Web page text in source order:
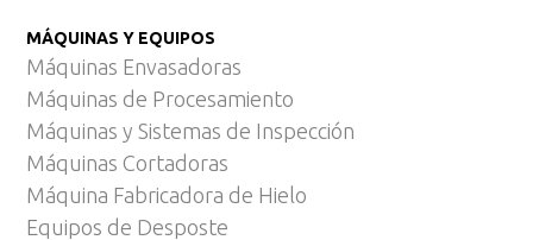
MÁQUINAS Y EQUIPOS
Máquinas Envasadoras
Máquinas de Procesamiento
Máquinas y Sistemas de Inspección
Máquinas Cortadoras
Máquina Fabricadora de Hielo
Equipos de Desposte